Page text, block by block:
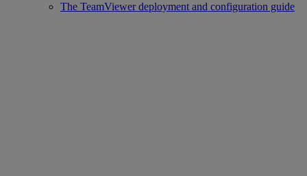
The TeamViewer deployment and configuration guide